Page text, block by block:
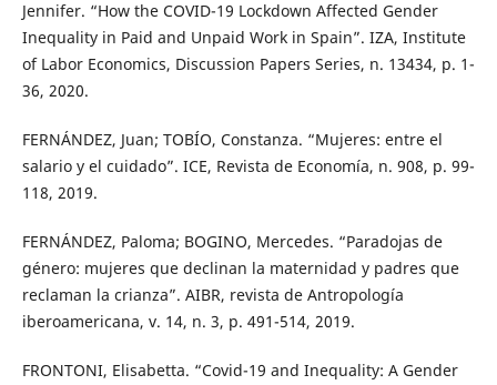
Jennifer. “How the COVID-19 Lockdown Affected Gender
Inequality in Paid and Unpaid Work in Spain”. IZA, Institute
of Labor Economics, Discussion Papers Series, n. 13434, p. 1-
36, 2020.
FERNÁNDEZ, Juan; TOBÍO, Constanza. “Mujeres: entre el
salario y el cuidado”. ICE, Revista de Economía, n. 908, p. 99-
118, 2019.
FERNÁNDEZ, Paloma; BOGINO, Mercedes. “Paradojas de
género: mujeres que declinan la maternidad y padres que
reclaman la crianza”. AIBR, revista de Antropología
iberoamericana, v. 14, n. 3, p. 491-514, 2019.
FRONTONI, Elisabetta. “Covid-19 and Inequality: A Gender